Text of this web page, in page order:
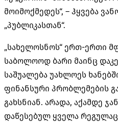
მოიმოქმედეს“, – ჰყვება
„პუბლიკასთან“.
„სახელოსნოს“ ერთ-ერთი
საბოლოოდ ბარი მაინც
საშუალება უახლოეს
ფინანსური პრობლემების
გახსნიან. არადა, აქამდე
დაწესებულ ყველა